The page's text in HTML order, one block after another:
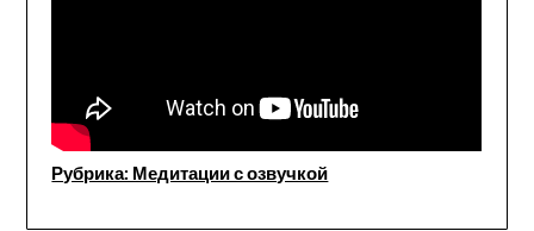
Рубрика: Медитации с озвучкой